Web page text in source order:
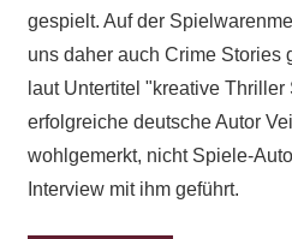
gespielt. Auf der
uns daher auch Crime Stories
laut Untertitel "kreative
erfolgreiche deutsche Autor
wohlgemerkt, nicht Spiele-
Interview mit ihm geführt.